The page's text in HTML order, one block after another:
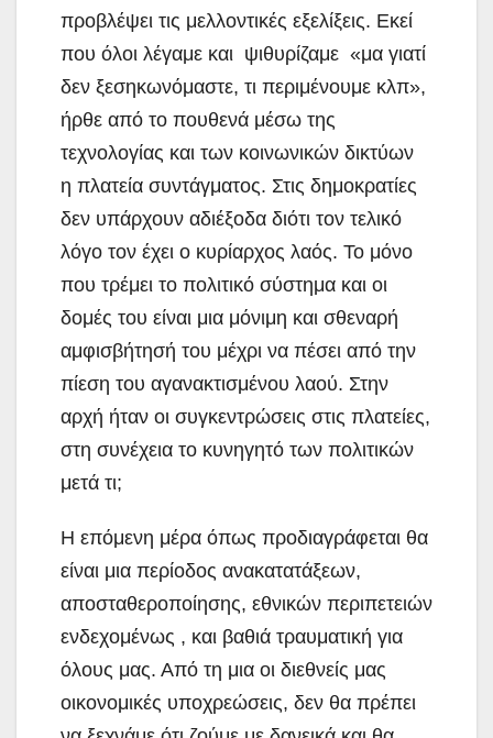
προβλέψει τις μελλοντικές εξελίξεις. Εκεί
που όλοι λέγαμε και ψιθυρίζαμε «μα γιατί
δεν ξεσηκωνόμαστε, τι περιμένουμε κλπ»,
ήρθε από το πουθενά μέσω της
τεχνολογίας και των κοινωνικών δικτύων
η πλατεία συντάγματος. Στις δημοκρατίες
δεν υπάρχουν αδιέξοδα διότι τον τελικό
λόγο τον έχει ο κυρίαρχος λαός. Το μόνο
που τρέμει το πολιτικό σύστημα και οι
δομές του είναι μια μόνιμη και σθεναρή
αμφισβήτησή του μέχρι να πέσει από την
πίεση του αγανακτισμένου λαού. Στην
αρχή ήταν οι συγκεντρώσεις στις πλατείες,
στη συνέχεια το κυνηγητό των πολιτικών
μετά τι;
Η επόμενη μέρα όπως προδιαγράφεται θα
είναι μια περίοδος ανακατατάξεων,
αποσταθεροποίησης, εθνικών περιπετειών
ενδεχομένως , και βαθιά τραυματική για
όλους μας. Από τη μια οι διεθνείς μας
οικονομικές υποχρεώσεις, δεν θα πρέπει